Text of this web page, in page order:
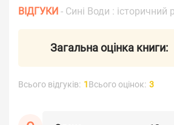
ВІДГУКИ - Сині Води : історичний
Загальна оцінка книги:
Всього відгуків: 1Всього оцінок: 3